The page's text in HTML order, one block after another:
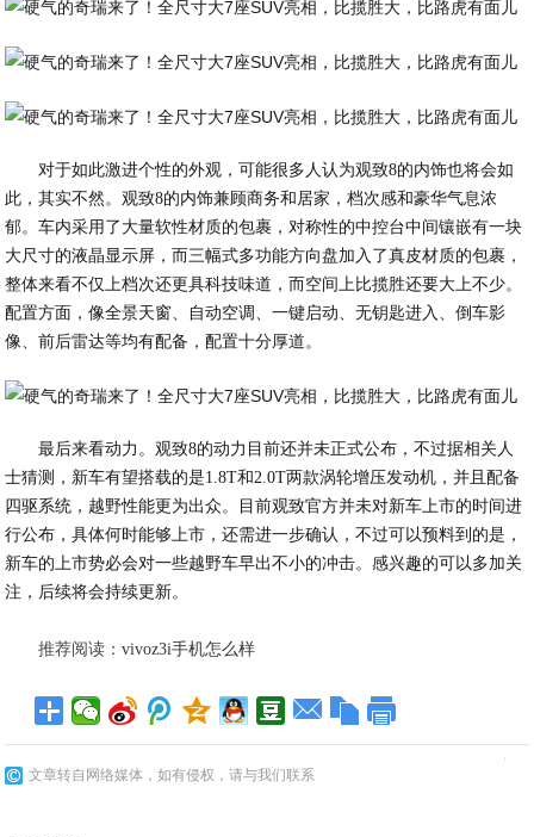
对于如此激进个性的外观，可能很多人认为观致8的内饰也将会如
此，其实不然。观致8的内饰兼顾商务和居家，档次感和豪华气息浓
郁。车内采用了大量软性材质的包裹，对称性的中控台中间镶嵌有一块
大尺寸的液晶显示屏，而三幅式多功能方向盘加入了真皮材质的包裹，
整体来看不仅上档次还更具科技味道，而空间上比揽胜还要大上不少。
配置方面，像全景天窗、自动空调、一键启动、无钥匙进入、倒车影
像、前后雷达等均有配备，配置十分厚道。
最后来看动力。观致8的动力目前还并未正式公布，不过据相关人
士猜测，新车有望搭载的是1.8T和2.0T两款涡轮增压发动机，并且配备
四驱系统，越野性能更为出众。目前观致官方并未对新车上市的时间进
行公布，具体何时能够上市，还需进一步确认，不过可以预料到的是，
新车的上市势必会对一些越野车早出不小的冲击。感兴趣的可以多加关
注，后续将会持续更新。
推荐阅读：vivoz3i手机怎么样
文章转自网络媒体，如有侵权，请与我们联系